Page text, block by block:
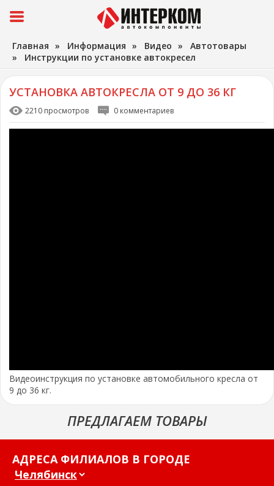
Главная » Информация » Видео » Автотовары
» Инструкции по установке автокресел
УСТАНОВКА АВТОКРЕСЛА ОТ 9 ДО 36 КГ
2210 просмотров 0 комментариев
Видеоинструкция по установке автомобильного кресла от
9 до 36 кг.
ПРЕДЛАГАЕМ ТОВАРЫ
АДРЕСА ФИЛИАЛОВ В ГОРОДЕ